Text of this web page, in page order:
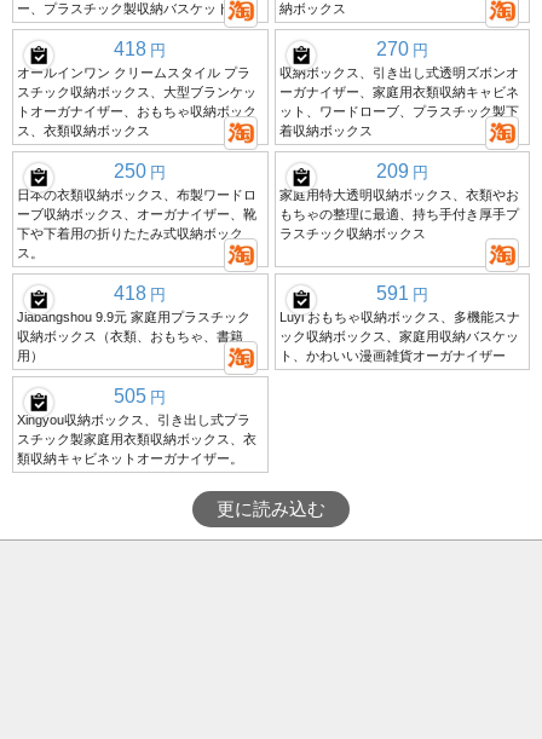
ー、プラスチック製収納バスケット。
納ボックス
418 円
オールインワン クリームスタイル プラ
スチック収納ボックス、大型ブランケッ
トオーガナイザー、おもちゃ収納ボック
ス、衣類収納ボックス
270 円
収納ボックス、引き出し式透明ズボンオ
ーガナイザー、家庭用衣類収納キャビネ
ット、ワードローブ、プラスチック製下
着収納ボックス
250 円
日本の衣類収納ボックス、布製ワードロ
ーブ収納ボックス、オーガナイザー、靴
下や下着用の折りたたみ式収納ボック
ス。
209 円
家庭用特大透明収納ボックス、衣類やお
もちゃの整理に最適、持ち手付き厚手プ
ラスチック収納ボックス
418 円
Jiabangshou 9.9元 家庭用プラスチック
収納ボックス（衣類、おもちゃ、書籍
用）
591 円
Luyi おもちゃ収納ボックス、多機能スナ
ック収納ボックス、家庭用収納バスケッ
ト、かわいい漫画雑貨オーガナイザー
505 円
Xingyou収納ボックス、引き出し式プラ
スチック製家庭用衣類収納ボックス、衣
類収納キャビネットオーガナイザー。
更に読み込む